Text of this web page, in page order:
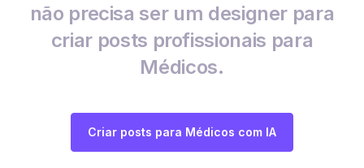
não precisa ser um designer para
criar posts profissionais para
Médicos.
Criar posts para Médicos com IA